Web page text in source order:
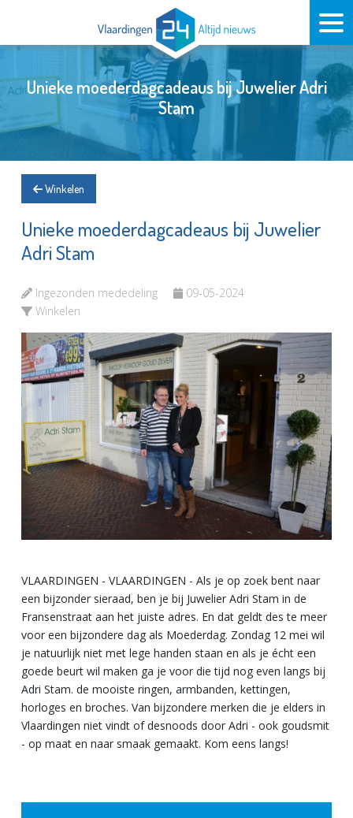
Unieke moederdagcadeaus bij Juwelier Adri
Stam
Winkelen
Unieke moederdagcadeaus bij Juwelier
Adri Stam
Ingezonden mededeling
09-05-2024
Winkelen
VLAARDINGEN - VLAARDINGEN - Als je op zoek bent naar
een bijzonder sieraad, ben je bij Juwelier Adri Stam in de
Fransenstraat aan het juiste adres. En dat geldt des te meer
voor een bijzondere dag als Moederdag. Zondag 12 mei wil
je natuurlijk niet met lege handen staan en als je écht een
goede beurt wil maken ga je voor die tijd nog even langs bij
Adri Stam. de mooiste ringen, armbanden, kettingen,
horloges en broches. Van bijzondere merken die je elders in
Vlaardingen niet vindt of desnoods door Adri - ook goudsmit
- op maat en naar smaak gemaakt. Kom eens langs!